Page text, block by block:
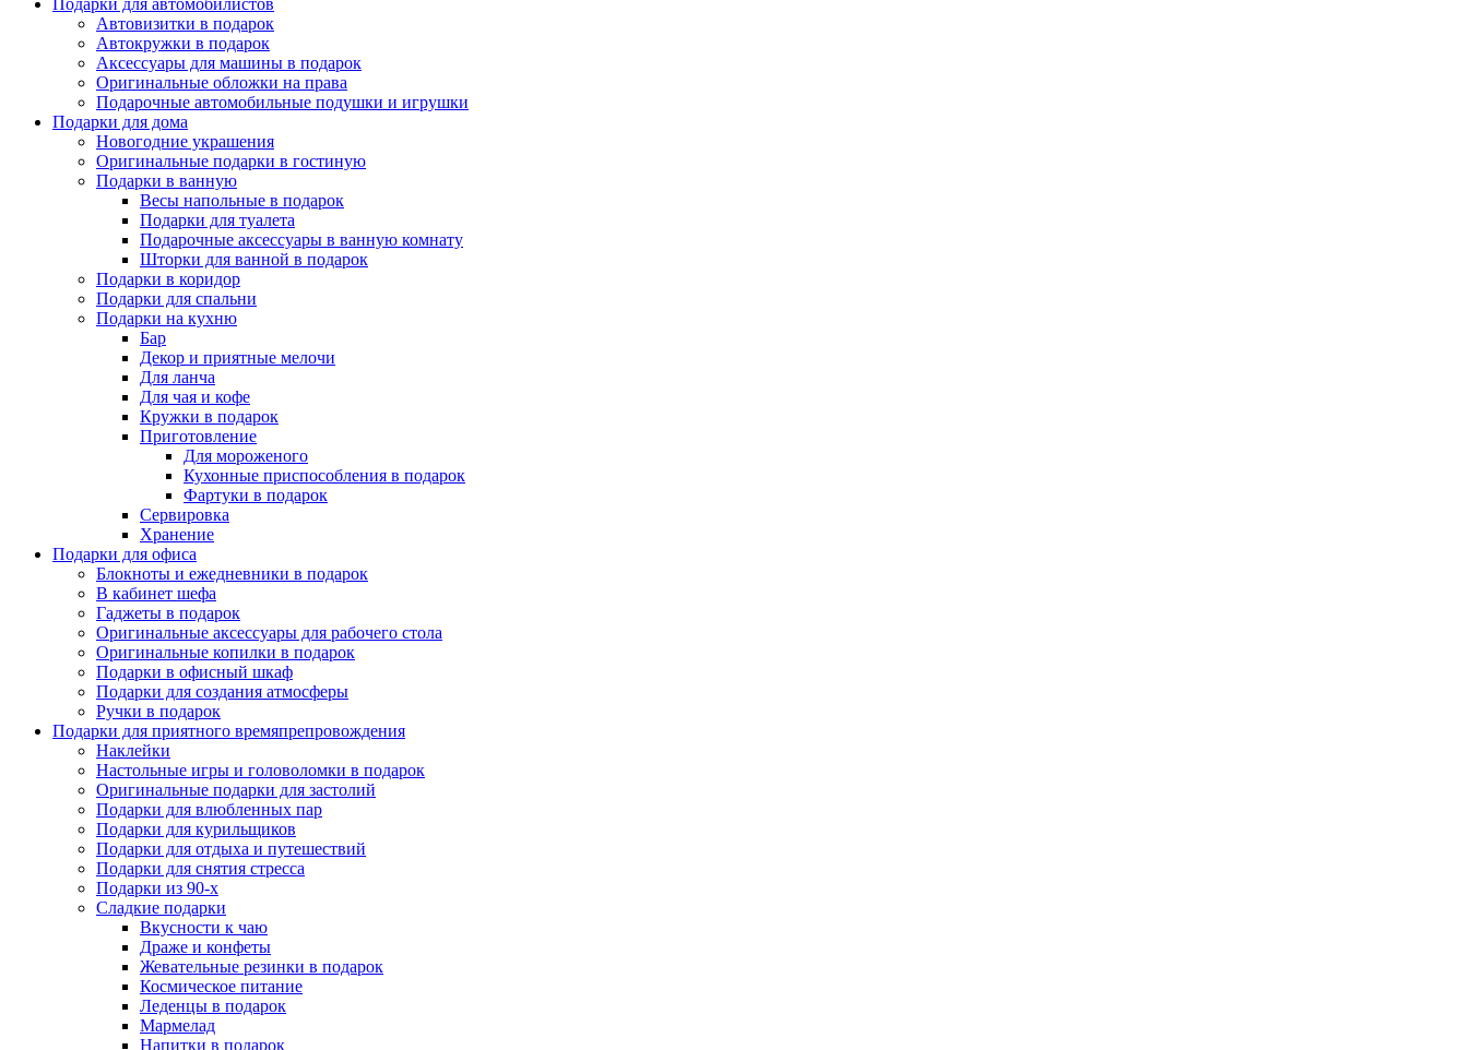
Подарки для автомобилистов
Автовизитки в подарок
Автокружки в подарок
Аксессуары для машины в подарок
Оригинальные обложки на права
Подарочные автомобильные подушки и игрушки
Подарки для дома
Новогодние украшения
Оригинальные подарки в гостиную
Подарки в ванную
Весы напольные в подарок
Подарки для туалета
Подарочные аксессуары в ванную комнату
Шторки для ванной в подарок
Подарки в коридор
Подарки для спальни
Подарки на кухню
Бар
Декор и приятные мелочи
Для ланча
Для чая и кофе
Кружки в подарок
Приготовление
Для мороженого
Кухонные приспособления в подарок
Фартуки в подарок
Сервировка
Хранение
Подарки для офиса
Блокноты и ежедневники в подарок
В кабинет шефа
Гаджеты в подарок
Оригинальные аксессуары для рабочего стола
Оригинальные копилки в подарок
Подарки в офисный шкаф
Подарки для создания атмосферы
Ручки в подарок
Подарки для приятного времяпрепровождения
Наклейки
Настольные игры и головоломки в подарок
Оригинальные подарки для застолий
Подарки для влюбленных пар
Подарки для курильщиков
Подарки для отдыха и путешествий
Подарки для снятия стресса
Подарки из 90-х
Сладкие подарки
Вкусности к чаю
Драже и конфеты
Жевательные резинки в подарок
Космическое питание
Леденцы в подарок
Мармелад
Напитки в подарок